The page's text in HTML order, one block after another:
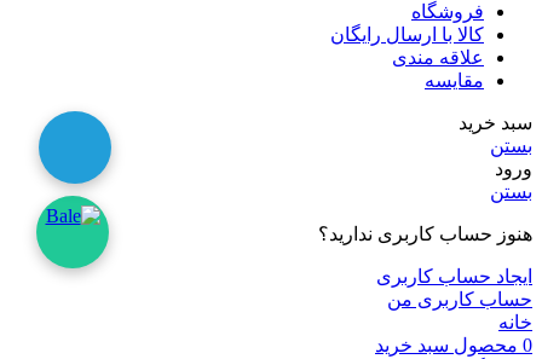
فروشگاه
کالا با ارسال رایگان
علاقه مندی
مقایسه
سبد خرید
بستن
ورود
بستن
هنوز حساب کاربری ندارید؟
ایجاد حساب کاربری
حساب کاربری من
خانه
0 محصول سبد خرید